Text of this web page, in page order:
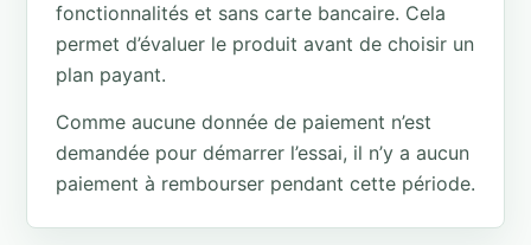
fonctionnalités et sans carte bancaire. Cela
permet d’évaluer le produit avant de choisir un
plan payant.
Comme aucune donnée de paiement n’est
demandée pour démarrer l’essai, il n’y a aucun
paiement à rembourser pendant cette période.